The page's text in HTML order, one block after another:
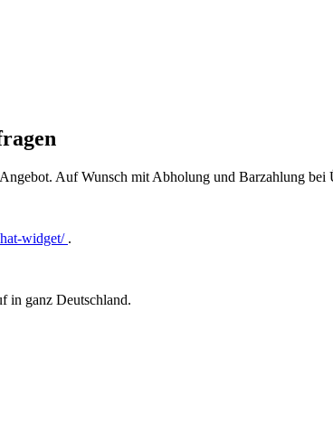
Auf Wunsch mit Abholung und Barzahlung bei
widget/ .
in ganz Deutschland.